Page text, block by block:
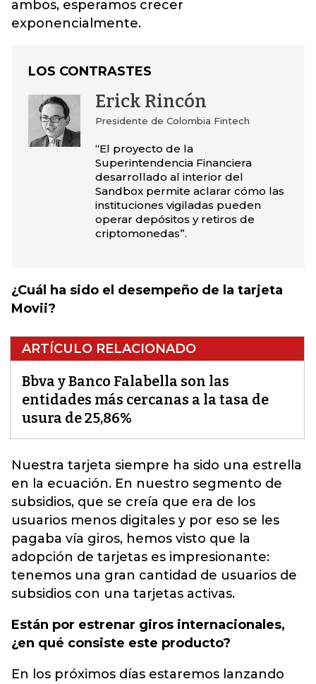
ambos, esperamos crecer
exponencialmente.
LOS CONTRASTES
Erick Rincón
Presidente de Colombia Fintech
“El proyecto de la
Superintendencia Financiera
desarrollado al interior del
Sandbox permite aclarar cómo las
instituciones vigiladas pueden
operar depósitos y retiros de
criptomonedas”.
¿Cuál ha sido el desempeño de la tarjeta
Movii?
ARTÍCULO RELACIONADO
Bbva y Banco Falabella son las
entidades más cercanas a la tasa de
usura de 25,86%
Nuestra tarjeta siempre ha sido una estrella
en la ecuación. En nuestro segmento de
subsidios, que se creía que era de los
usuarios menos digitales y por eso se les
pagaba vía giros, hemos visto que la
adopción de tarjetas es impresionante:
tenemos una gran cantidad de usuarios de
subsidios con una tarjetas activas.
Están por estrenar giros internacionales,
¿en qué consiste este producto?
En los próximos días estaremos lanzando